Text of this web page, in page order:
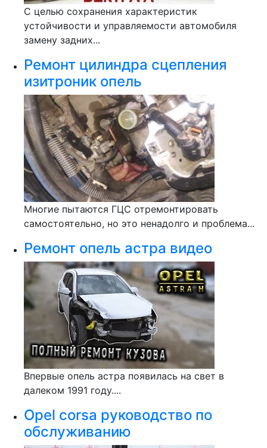
С целью сохранения характеристик
устойчивости и управляемости автомобиля
замену задних...
Ремонт цилиндра сцепления
изитроник опель
Многие пытаются ГЦС отремонтировать
самостоятельно, но это ненадолго и проблема...
Ремонт опель астра видео
Впервые опель астра появилась на свет в
далеком 1991 году....
Opel corsa руководство по
обслуживанию